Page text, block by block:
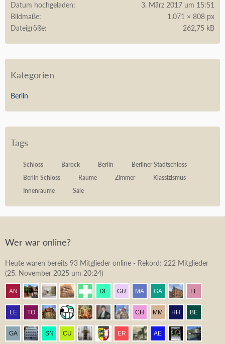
Datum hochgeladen
3. März 2017 um 15:51
Bildmaße
1.071 × 808 px
Dateigröße
262,75 kB
Kategorien
Berlin
Tags
Schloss Barock Berlin
Berliner Stadtschloss
Berlin Schloss
Räume Zimmer
Klassizismus
Innenräume
Säle
Wer war online?
Heute waren bereits 93 Mitglieder online - Rekord: 222 Mitglieder
(25. November 2025 um 20:24)